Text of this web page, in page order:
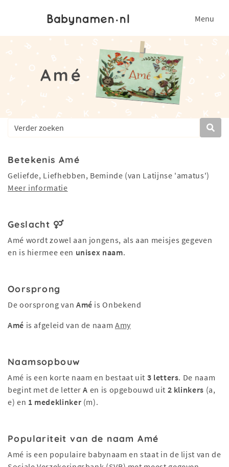
Menu
Amé
Betekenis Amé
Geliefde, Liefhebben, Beminde (van Latijnse 'amatus')
Meer informatie
Geslacht
Amé wordt zowel aan jongens, als aan meisjes gegeven
en is hiermee een unisex naam.
Oorsprong
De oorsprong van Amé is Onbekend
Amé is afgeleid van de naam Amy
Naamsopbouw
Amé is een korte naam en bestaat uit 3 letters. De naam
begint met de letterA en is opgebouwd uit 2 klinkers (a,
e) en 1 medeklinker (m).
Populariteit van de naam Amé
Amé is een populaire babynaam en staat in de lijst van de